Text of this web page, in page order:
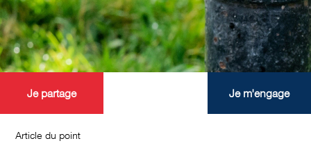
Article du point
Je partage Je m'engage